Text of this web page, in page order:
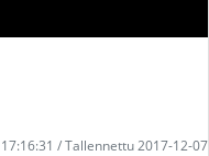
/ Tallennettu 2017-12-07